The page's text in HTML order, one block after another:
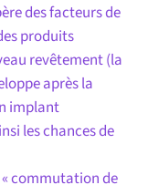
des facteurs de
produits
revêtement (la
après la
implant
les chances de
commutation de